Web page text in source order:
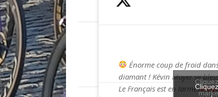
Énorme coup de froid
diamant ! Kévin Mayer se
Le Français est en larmes